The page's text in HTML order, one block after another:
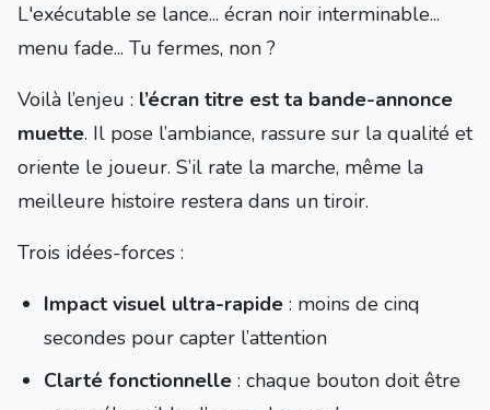
L'exécutable se lance... écran noir interminable...
menu fade... Tu fermes, non ?
Voilà l’enjeu : l’écran titre est ta bande-annonce
muette. Il pose l’ambiance, rassure sur la qualité et
oriente le joueur. S’il rate la marche, même la
meilleure histoire restera dans un tiroir.
Trois idées-forces :
Impact visuel ultra-rapide : moins de cinq
secondes pour capter l’attention
Clarté fonctionnelle : chaque bouton doit être